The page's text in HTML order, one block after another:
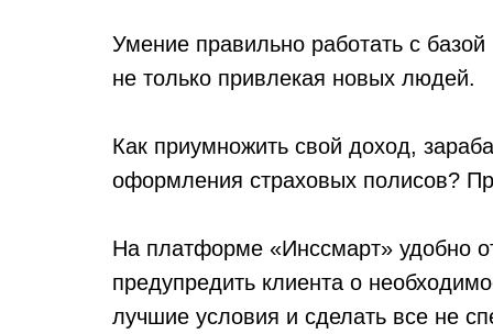
Умение правильно работать с
не только привлекая новых людей.
Как приумножить свой доход,
оформления страховых полисов?
На платформе «Инссмарт» удобно
предупредить клиента о
лучшие условия и сделать все не